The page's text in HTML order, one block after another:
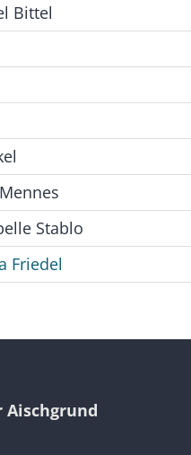
Bittel
Stablo
Friedel
Aischgrund